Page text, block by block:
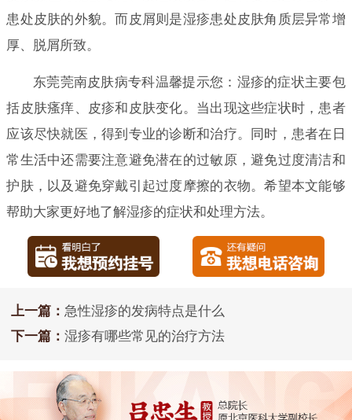
患处皮肤的外貌。而皮屑则是湿疹患处皮肤角质层异常增
厚、脱屑所致。
东莞莞南皮肤病专科温馨提示您：湿疹的症状主要包
括皮肤瘙痒、皮疹和皮肤变化。当出现这些症状时，患者
应该尽快就医，得到专业的诊断和治疗。同时，患者在日
常生活中还需要注意避免潜在的过敏原，避免过度清洁和
护肤，以及避免穿戴引起过度摩擦的衣物。希望本文能够
帮助大家更好地了解湿疹的症状和处理方法。
上一篇： 急性湿疹的发病特点是什么
下一篇： 湿疹有哪些常见的治疗方法